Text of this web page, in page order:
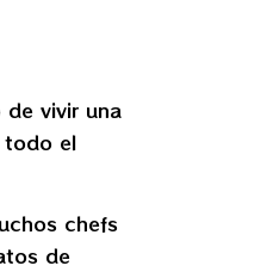
vivir una
todo el
chefs
de